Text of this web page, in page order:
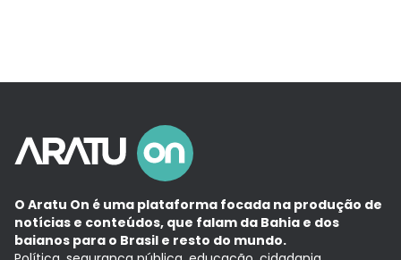
O Aratu On é uma plataforma focada na produção de
notícias e conteúdos, que falam da Bahia e dos
baianos para o Brasil e resto do mundo.